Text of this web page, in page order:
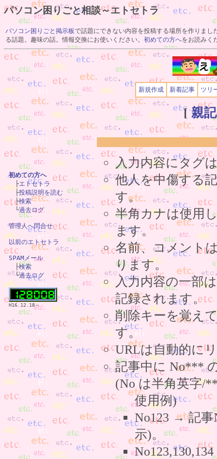
パソコン困りごと相談～エトセトラ
パソコン困りごと掲示板で話題にできない内容を投稿する場所を作りまし
る話題。趣味の話。情報交換にお使いください。 初めての方へをお読みく
新規作成 新着記事 ツリ
[親
入力内容にタグ
他人を中傷する
す。
半角カナは使用
ます。
名前、コメント
ります。
入力内容の一部
記録されます。
削除キーを覚え
す。
URLは自動的に
記事中に No***
(No は半角英字/
使用例)
No123 → 記事
示)。
初めての方へ
├エトセトラ
├投稿説明を読む
├検索
└過去ログ
管理人へ問合せ
以前のエトセトラ
SPAMメール
├検索
└過去ログ
H16.12.18～